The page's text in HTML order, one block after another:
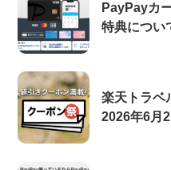
PayPayカ
特典につい
楽天トラベ
2026年6月